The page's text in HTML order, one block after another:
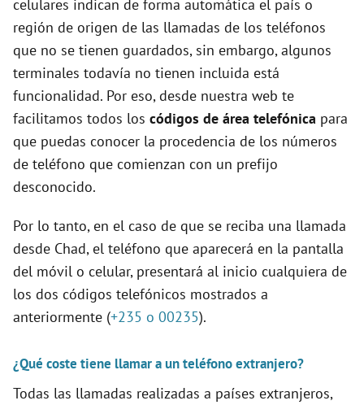
celulares indican de forma automática el país o
región de origen de las llamadas de los teléfonos
que no se tienen guardados, sin embargo, algunos
terminales todavía no tienen incluida está
funcionalidad. Por eso, desde nuestra web te
facilitamos todos los códigos de área telefónica para
que puedas conocer la procedencia de los números
de teléfono que comienzan con un prefijo
desconocido.
Por lo tanto, en el caso de que se reciba una llamada
desde Chad, el teléfono que aparecerá en la pantalla
del móvil o celular, presentará al inicio cualquiera de
los dos códigos telefónicos mostrados a
anteriormente (+235 o 00235).
¿Qué coste tiene llamar a un teléfono extranjero?
Todas las llamadas realizadas a países extranjeros,